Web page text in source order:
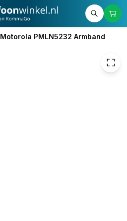
Motorola PMLN5232 Armband